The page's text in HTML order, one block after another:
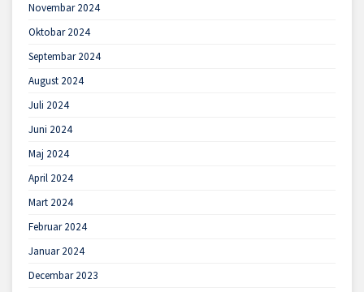
Novembar 2024
Oktobar 2024
Septembar 2024
August 2024
Juli 2024
Juni 2024
Maj 2024
April 2024
Mart 2024
Februar 2024
Januar 2024
Decembar 2023